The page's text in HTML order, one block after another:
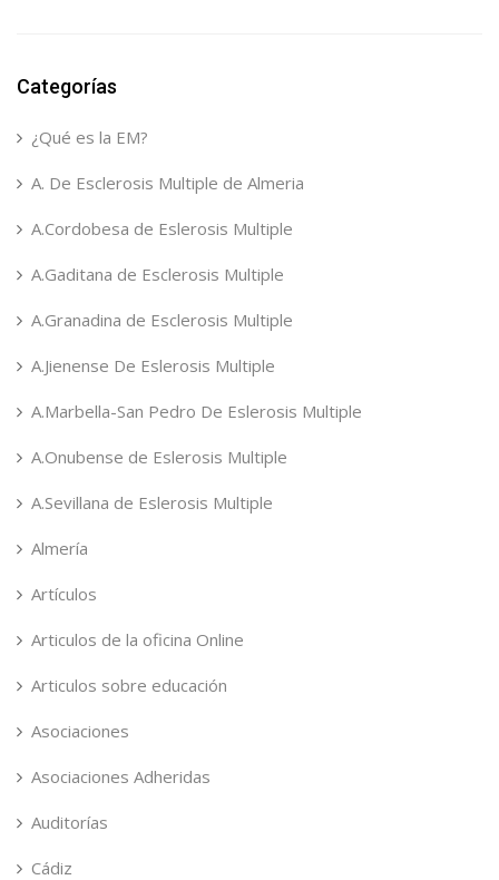
Categorías
¿Qué es la EM?
A. De Esclerosis Multiple de Almeria
A.Cordobesa de Eslerosis Multiple
A.Gaditana de Esclerosis Multiple
A.Granadina de Esclerosis Multiple
A.Jienense De Eslerosis Multiple
A.Marbella-San Pedro De Eslerosis Multiple
A.Onubense de Eslerosis Multiple
A.Sevillana de Eslerosis Multiple
Almería
Artículos
Articulos de la oficina Online
Articulos sobre educación
Asociaciones
Asociaciones Adheridas
Auditorías
Cádiz